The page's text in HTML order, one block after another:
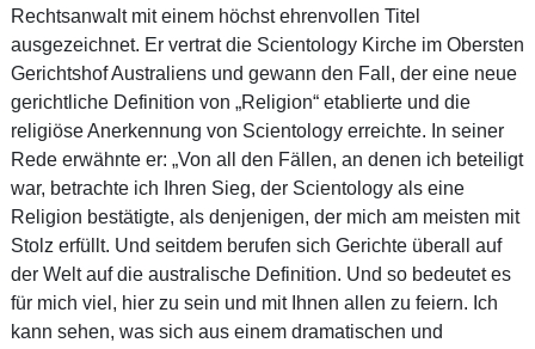
Rechtsanwalt mit einem höchst ehrenvollen Titel
ausgezeichnet. Er vertrat die Scientology Kirche im Obersten
Gerichtshof Australiens und gewann den Fall, der eine neue
gerichtliche Definition von „Religion“ etablierte und die
religiöse Anerkennung von Scientology erreichte. In seiner
Rede erwähnte er: „Von all den Fällen, an denen ich beteiligt
war, betrachte ich Ihren Sieg, der Scientology als eine
Religion bestätigte, als denjenigen, der mich am meisten mit
Stolz erfüllt. Und seitdem berufen sich Gerichte überall auf
der Welt auf die australische Definition. Und so bedeutet es
für mich viel, hier zu sein und mit Ihnen allen zu feiern. Ich
kann sehen, was sich aus einem dramatischen und